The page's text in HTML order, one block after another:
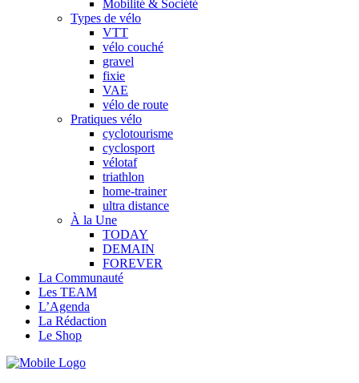
Mobilité & Société
Types de vélo
VTT
vélo couché
gravel
fixie
VAE
vélo de route
Pratiques vélo
cyclotourisme
cyclosport
vélotaf
triathlon
home-trainer
ultra distance
À la Une
TODAY
DEMAIN
FOREVER
La Communauté
Les TEAM
L’Agenda
La Rédaction
Le Shop